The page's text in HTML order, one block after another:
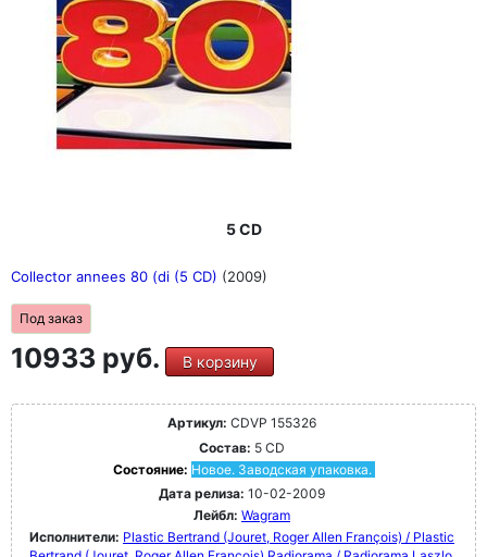
5 CD
Collector annees 80 (di (5 CD) (2009)
Под заказ
10933 руб. В корзину
Артикул: CDVP 155326
Состав: 5 CD
Состояние: Новое. Заводская упаковка.
Дата релиза: 10-02-2009
Лейбл: Wagram
Исполнители: Plastic Bertrand (Jouret, Roger Allen François) / Plastic